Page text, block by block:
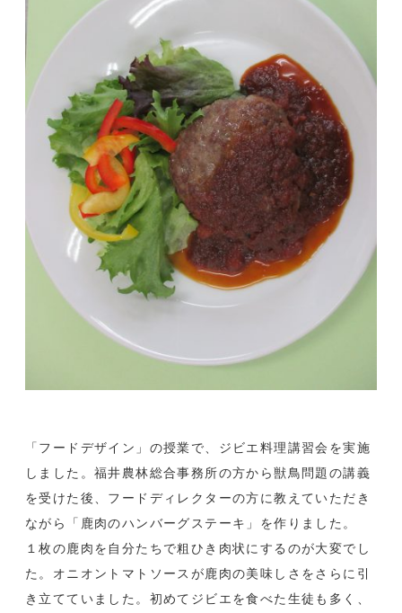
「フードデザイン」の授業で、ジビエ料理講習会を実施
しました。福井農林総合事務所の方から獣鳥問題の講義
を受けた後、フードディレクターの方に教えていただき
ながら「鹿肉のハンバーグステーキ」を作りました。
１枚の鹿肉を自分たちで粗ひき肉状にするのが大変でし
た。オニオントマトソースが鹿肉の美味しさをさらに引
き立てていました。初めてジビエを食べた生徒も多く、